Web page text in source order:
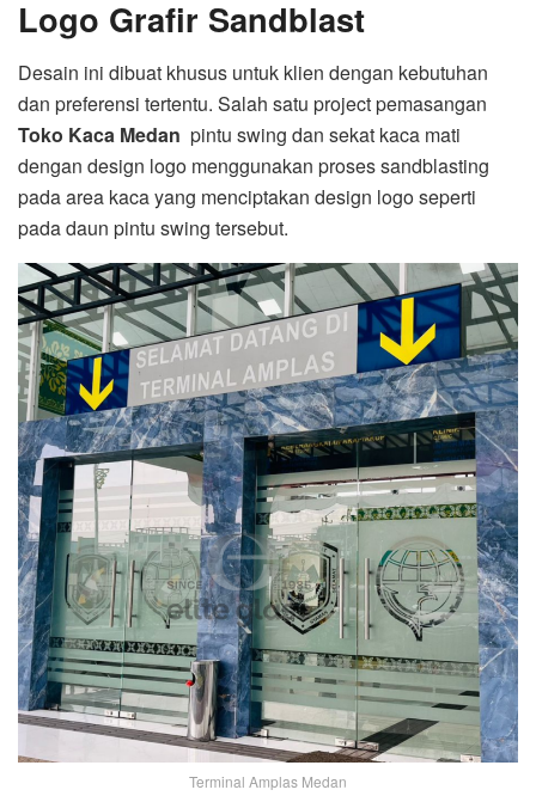
Logo Grafir Sandblast
Desain ini dibuat khusus untuk klien dengan kebutuhan
dan preferensi tertentu. Salah satu project pemasangan
Toko Kaca Medan pintu swing dan sekat kaca mati
dengan design logo menggunakan proses sandblasting
pada area kaca yang menciptakan design logo seperti
pada daun pintu swing tersebut.
Terminal Amplas Medan